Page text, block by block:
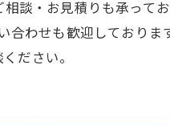
談・お見積りも承って
合わせも歓迎しておりま
ださい。